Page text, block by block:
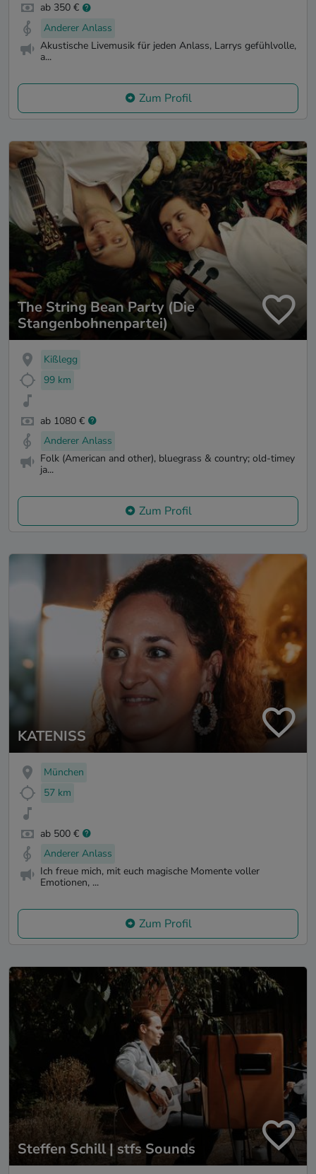
ab 350 €
Anderer Anlass
Akustische Livemusik für jeden Anlass, Larrys gefühlvolle,
a...
Zum Profil
The String Bean Party (Die
Stangenbohnenpartei)
Kißlegg
99 km
ab 1080 €
Anderer Anlass
Folk (American and other), bluegrass & country; old-timey
ja...
Zum Profil
KATENISS
München
57 km
ab 500 €
Anderer Anlass
Ich freue mich, mit euch magische Momente voller
Emotionen, ...
Zum Profil
Steffen Schill | stfs Sounds